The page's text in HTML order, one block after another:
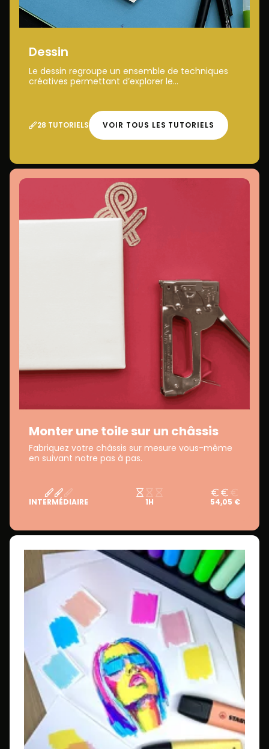
Dessin
Le dessin regroupe un ensemble de techniques
créatives permettant d’explorer le...
28 TUTORIELS VOIR TOUS LES TUTORIELS
Monter une toile sur un châssis
Fabriquez votre châssis sur mesure vous-même
en suivant notre pas à pas.
INTERMÉDIAIRE 1H 54,05 €